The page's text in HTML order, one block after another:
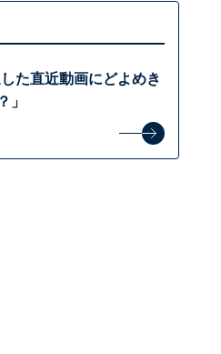
た直近動画にどよめき
」